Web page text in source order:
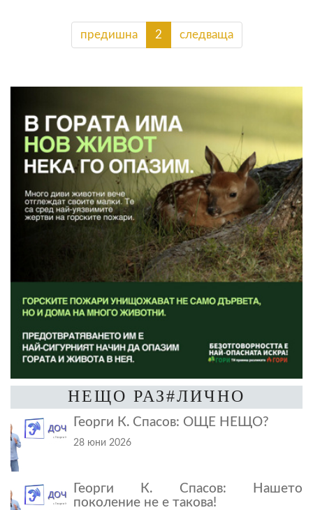
предишна 2 следваща
НЕЩО РАЗ#ЛИЧНО
Георги К. Спасов: ОЩЕ НЕЩО?
28 юни 2026
Георги К. Спасов: Нашето
поколение не е такова!